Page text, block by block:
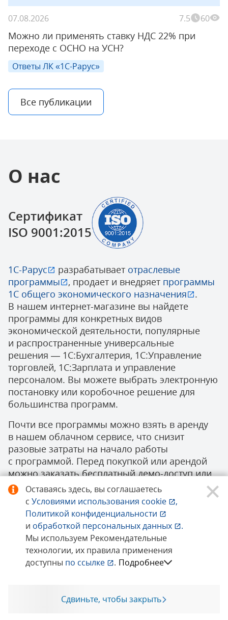
07.08.2026 7.5 60
Можно ли применять ставку НДС 22% при
переходе с ОСНО на УСН?
Ответы ЛК «1С-Рарус»
Все публикации
О нас
1С-Рарус разрабатывает отраслевые
программы
, продает и внедряет программы
1С общего экономического назначения
.
В нашем интернет-магазине вы найдете
программы для конкретных видов
экономической деятельности, популярные
и распространенные универсальные
решения — 1С:Бухгалтерия, 1С:Управление
торговлей, 1С:Зарплата и управление
персоналом. Вы можете выбрать электронную
постановку или коробочное решение для
большинства программ.
Почти все программы можно взять в аренду
в нашем облачном сервисе, что снизит
разовые затраты на начало работы
с программой. Перед покупкой или арендой
можно заказать бесплатный демо-доступ или
получить бесплатный тестовый период
в аренде.
Покупая у нас программу вы можете сразу
заказать внедрение. Мы вас
проконсультируем, подберем необходимое
количество лицензий, расскажем о стоимости
поддержки и обновления.
подтверждено сертификацией Системы
Сертификат
ISO 9001:2015
Оставаясь здесь, вы соглашаетесь
с Условиями использования cookie
,
Политикой конфиденциальности
и обработкой персональных данных
.
Мы используем Рекомендательные
технологии, их правила применения
доступны по ссылке . Подробнее
Сдвиньте, чтобы закрыть
Позвоните мне